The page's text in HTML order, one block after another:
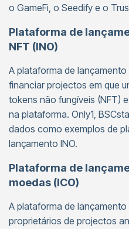
o GameFi, o Seedify e o
Plataforma de
NFT (INO)
A plataforma de
financiar projectos em que
tokens não fungíveis (NFT)
na plataforma. Only1,
dados como exemplos de
lançamento INO.
Plataforma de
moedas (ICO)
A plataforma de lançamento
proprietários de projectos